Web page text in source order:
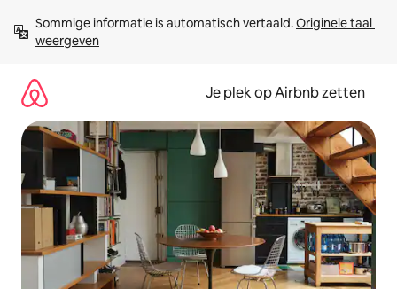
direct
naar
Sommige informatie is automatisch vertaald. Originele taal
weergeven
Je plek op Airbnb zetten